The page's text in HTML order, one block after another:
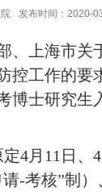
发布时间：2020-
、上海市关
控工作的要
博士研究生
4月11日、
-考核”制）